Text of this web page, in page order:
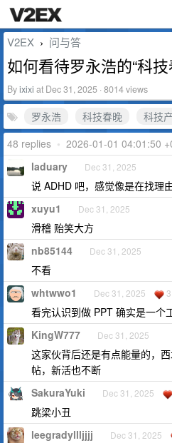
V2EX › 问与答
如何看待罗永浩的“科技
Byixixi at Dec 31, 2025 · 8014 views
罗永浩 科技春晚
科技
48 replies • 2026-01-01 04:01:50
laduary Dec 31, 2025
说 ADHD 吧，感觉像是在找理
xuyu1 Dec 31, 2025
滑稽 贻笑大方
nb85144 Dec 31, 2025
不看
whtwwo1 Dec 31, 2025 3
看完认识到做 PPT 确实是一个
KingW777 Dec 31, 2025
这家伙背后还是有点能量的，
帖，新活也不断
SakuraYuki Dec 31, 2025
跳梁小丑
leegradyllljjjj Dec 31, 2025